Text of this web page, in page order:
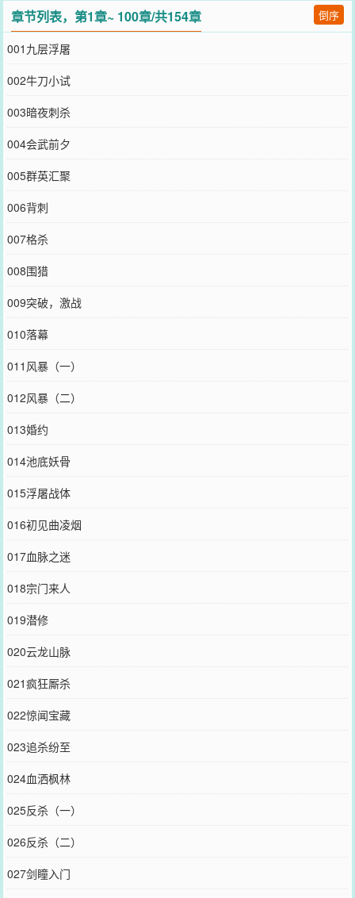
章节列表，第1章~ 100章/共154章 倒序
001九层浮屠
002牛刀小试
003暗夜刺杀
004会武前夕
005群英汇聚
006背刺
007格杀
008围猎
009突破，激战
010落幕
011风暴（一）
012风暴（二）
013婚约
014池底妖骨
015浮屠战体
016初见曲凌烟
017血脉之迷
018宗门来人
019潜修
020云龙山脉
021疯狂厮杀
022惊闻宝藏
023追杀纷至
024血洒枫林
025反杀（一）
026反杀（二）
027剑瞳入门